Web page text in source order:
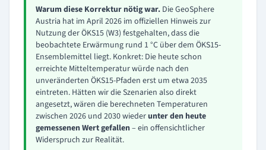
Warum diese Korrektur nötig war. Die GeoSphere
Austria hat im April 2026 im offiziellen Hinweis zur
Nutzung der ÖKS15 (W3) festgehalten, dass die
beobachtete Erwärmung rund 1 °C über dem ÖKS15-
Ensemblemittel liegt. Konkret: Die heute schon
erreichte Mitteltemperatur würde nach den
unveränderten ÖKS15-Pfaden erst um etwa 2035
eintreten. Hätten wir die Szenarien also direkt
angesetzt, wären die berechneten Temperaturen
zwischen 2026 und 2030 wiederunter den heute
gemessenen Wert gefallen– ein offensichtlicher
Widerspruch zur Realität.